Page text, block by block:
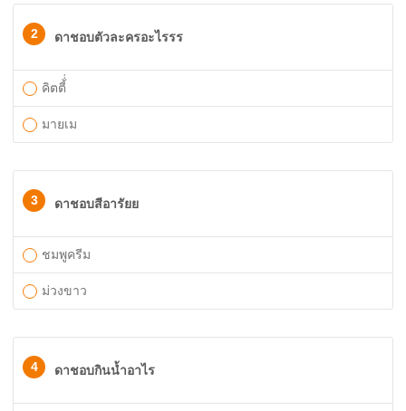
2 ดาชอบตัวละครอะไรรร
คิตตี้่่
มายเม
3 ดาชอบสีอารัยย
ชมพูครีม
ม่วงขาว
4 ดาชอบกินน้ำอาไร